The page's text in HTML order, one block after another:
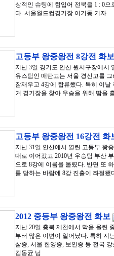
상적인 슈팅에 힘입어 전북을 1 : 0
다. 서울월드컵경기장 이기동 기자
고등부 왕중왕전 8강전 화
지난 3일 경기도 안산 원시구장에서
유스팀인 매탄고는 서울 경신고를
잠재우고 4강에 합류했다. 특히 이
거 경기장을 찾아 우승을 위해 땀을
고등부 왕중왕전 16강전 화
지난 31일 안산에서 열린 고등부 왕
대로 이어갔고 2010년 우승팀 부산
으로 8강에 이름을 올렸다. 반면 또
를 당하는 바람에 8강 진출이 좌절
2012 중등부 왕중왕전 화보
지난 20일 충북 제천에서 막을 올린
부터 많은 이변이 일어났다. 특히 지
삼중, 서울 한양중, 보인중 등 전국
김동균 님